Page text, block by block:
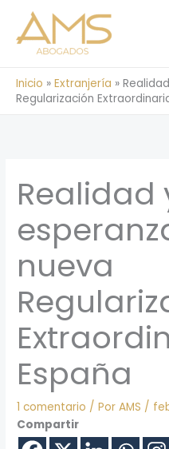
contenido
Inicio » Extranjería »
Regularización
Realidad
nueva
España
1 comentario / PorAMS /
Compartir